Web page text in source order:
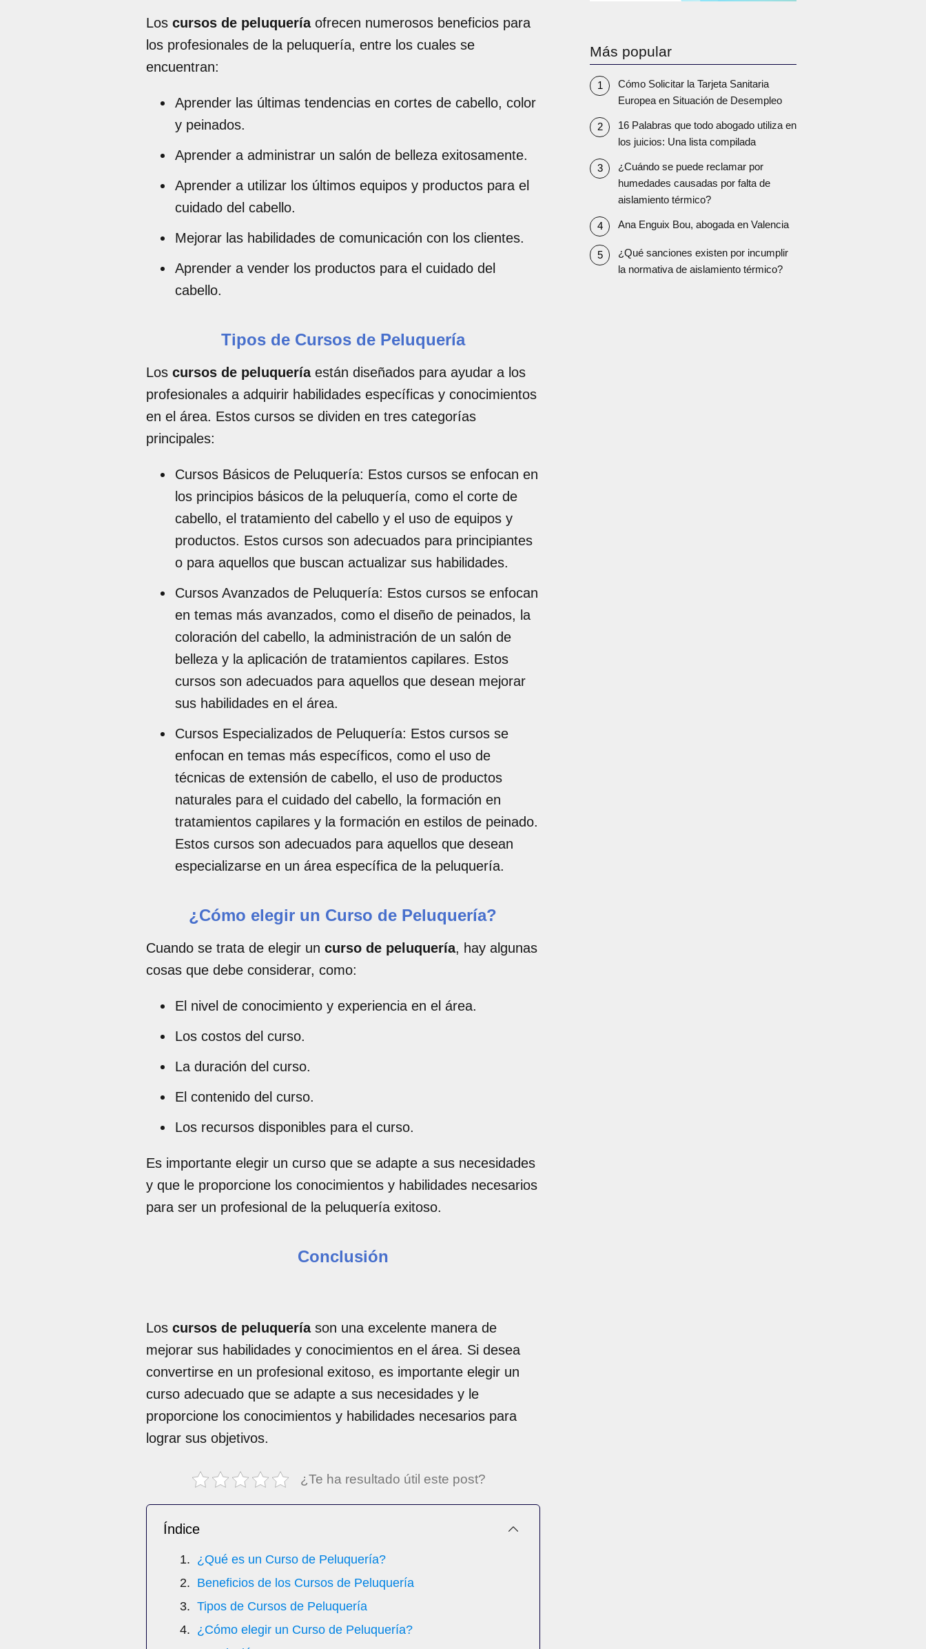
Los cursos de peluqueríaofrecen numerosos beneficios para
los profesionales de la peluquería, entre los cuales se
encuentran:
Aprender las últimas tendencias en cortes de cabello, color
y peinados.
Aprender a administrar un salón de belleza exitosamente.
Aprender a utilizar los últimos equipos y productos para el
cuidado del cabello.
Mejorar las habilidades de comunicación con los clientes.
Aprender a vender los productos para el cuidado del
cabello.
Tipos de Cursos de Peluquería
Los cursos de peluqueríaestán diseñados para ayudar a los
profesionales a adquirir habilidades específicas y conocimientos
en el área. Estos cursos se dividen en tres categorías
principales:
Cursos Básicos de Peluquería: Estos cursos se enfocan en
los principios básicos de la peluquería, como el corte de
cabello, el tratamiento del cabello y el uso de equipos y
productos. Estos cursos son adecuados para principiantes
o para aquellos que buscan actualizar sus habilidades.
Cursos Avanzados de Peluquería: Estos cursos se enfocan
en temas más avanzados, como el diseño de peinados, la
coloración del cabello, la administración de un salón de
belleza y la aplicación de tratamientos capilares. Estos
cursos son adecuados para aquellos que desean mejorar
sus habilidades en el área.
Cursos Especializados de Peluquería: Estos cursos se
enfocan en temas más específicos, como el uso de
técnicas de extensión de cabello, el uso de productos
naturales para el cuidado del cabello, la formación en
tratamientos capilares y la formación en estilos de peinado.
Estos cursos son adecuados para aquellos que desean
especializarse en un área específica de la peluquería.
¿Cómo elegir un Curso de Peluquería?
Cuando se trata de elegir un curso de peluquería, hay algunas
cosas que debe considerar, como:
El nivel de conocimiento y experiencia en el área.
Los costos del curso.
La duración del curso.
El contenido del curso.
Los recursos disponibles para el curso.
Es importante elegir un curso que se adapte a sus necesidades
y que le proporcione los conocimientos y habilidades necesarios
para ser un profesional de la peluquería exitoso.
Conclusión
Los cursos de peluqueríason una excelente manera de
mejorar sus habilidades y conocimientos en el área. Si desea
convertirse en un profesional exitoso, es importante elegir un
curso adecuado que se adapte a sus necesidades y le
proporcione los conocimientos y habilidades necesarios para
lograr sus objetivos.
¿Te ha resultado útil este post?
Índice
¿Qué es un Curso de Peluquería?
Beneficios de los Cursos de Peluquería
Tipos de Cursos de Peluquería
¿Cómo elegir un Curso de Peluquería?
Más popular
Cómo Solicitar la Tarjeta Sanitaria
Europea en Situación de Desempleo
16 Palabras que todo abogado utiliza en
los juicios: Una lista compilada
¿Cuándo se puede reclamar por
humedades causadas por falta de
aislamiento térmico?
Ana Enguix Bou, abogada en Valencia
¿Qué sanciones existen por incumplir
la normativa de aislamiento térmico?